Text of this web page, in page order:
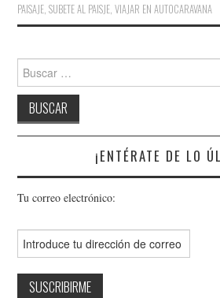
PAISAJE ,SUBETE AL PAISJE ,VIAJAR EN AUTOCARAVANA
¡ENTÉRATE DE LO
Tu correo electrónico: